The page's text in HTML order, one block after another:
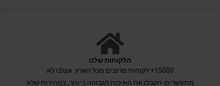
הלקוחות שלנו
15000+ לקוחות מרוצים מכל הארץ. אצלנו לא
מתפשרים-תקבלו את האיכות הגבוהה ביותר, במהירות שלא